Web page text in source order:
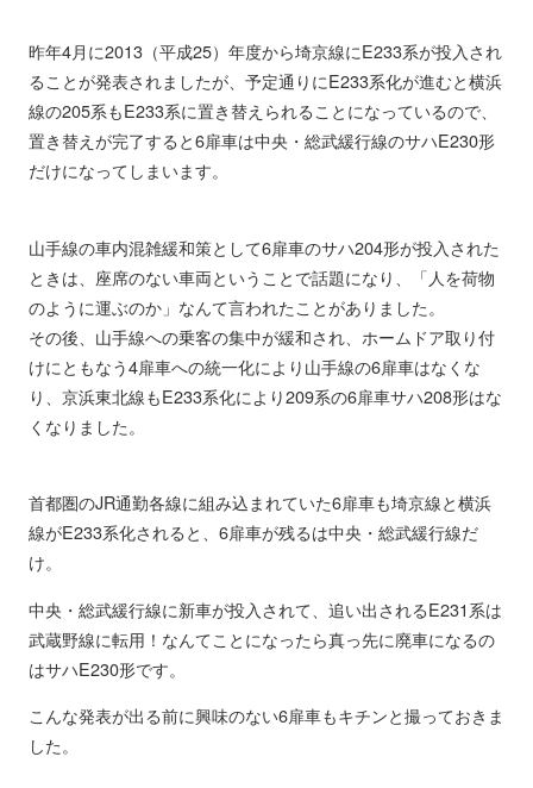
昨年4月に2013（平成25）年度から埼京線にE233系が投入され
ることが発表されましたが、予定通りにE233系化が進むと横浜
線の205系もE233系に置き替えられることになっているので、
置き替えが完了すると6扉車は中央・総武緩行線のサハE230形
だけになってしまいます。
山手線の車内混雑緩和策として6扉車のサハ204形が投入された
ときは、座席のない車両ということで話題になり、「人を荷物
のように運ぶのか」なんて言われたことがありました。
その後、山手線への乗客の集中が緩和され、ホームドア取り付
けにともなう4扉車への統一化により山手線の6扉車はなくな
り、京浜東北線もE233系化により209系の6扉車サハ208形はな
くなりました。
首都圏のJR通勤各線に組み込まれていた6扉車も埼京線と横浜
線がE233系化されると、6扉車が残るは中央・総武緩行線だ
け。
中央・総武緩行線に新車が投入されて、追い出されるE231系は
武蔵野線に転用！なんてことになったら真っ先に廃車になるの
はサハE230形です。
こんな発表が出る前に興味のない6扉車もキチンと撮っておきま
した。